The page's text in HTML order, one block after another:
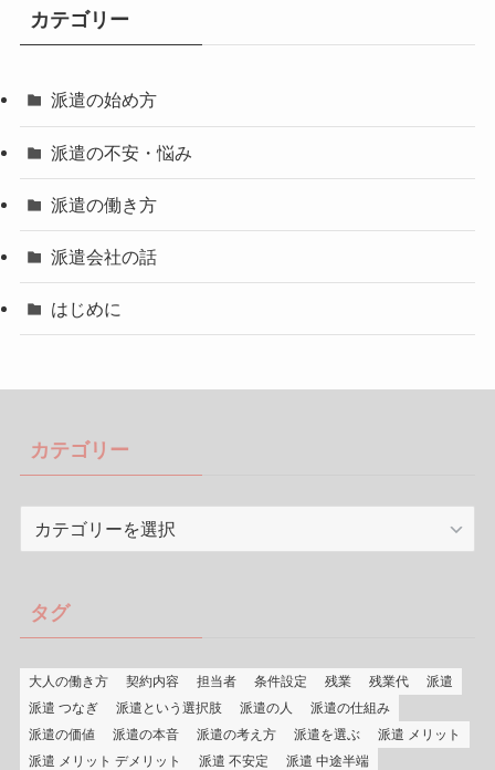
カテゴリー
派遣の始め方
派遣の不安・悩み
派遣の働き方
派遣会社の話
はじめに
カテゴリー
ー
タグ
大人の働き方 契約内容 担当者 条件設定 残業 残業代
派遣
派遣 つなぎ
派遣という選択肢 派遣の人
派遣の仕組み
派遣の価値
派遣の本音 派遣の考え方 派遣を選ぶ
派遣 メリット
派遣 メリット デメリット
派遣 不安定
派遣 中途半端